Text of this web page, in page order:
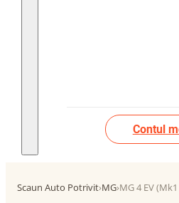
Contul
Scaun Auto Potrivit›MG›MG 4 EV